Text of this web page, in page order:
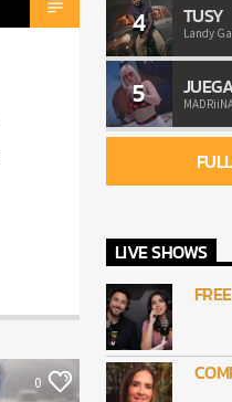
0
4 TUSY
Landy
5
LIVE SHOWS